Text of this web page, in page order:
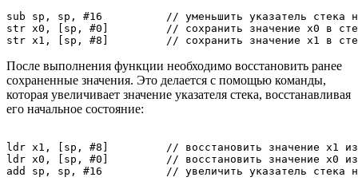
sub sp, sp, #16          // уменьшить указатель стека
str x0, [sp, #0]         // сохранить значение x0 в
После выполнения функции необходимо восстановить ранее
сохраненные значения. Это делается с помощью команды,
которая увеличивает значение указателя стека, восстанавливая
его начальное состояние:
ldr x1, [sp, #8]         // восстановить значение x1 из
ldr x0, [sp, #0]         // восстановить значение x0 из